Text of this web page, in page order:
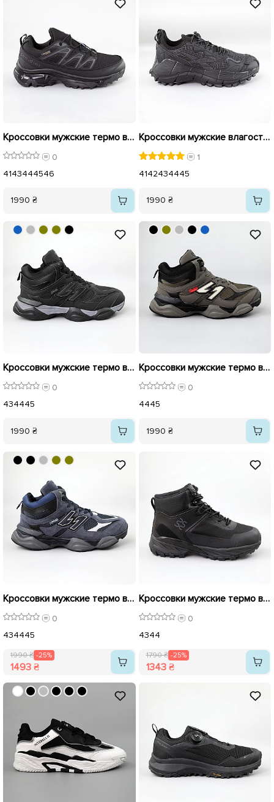
Кроссовки мужские термо влагостойкие 593081 Черные
0
4143444546
1990 ₴
Кроссовки мужские влагостойкие термо 593082 Черные
1
4142434445
1990 ₴
Кроссовки мужские термо влагостойкие 590421 Черные
0
434445
1990 ₴
Кроссовки мужские термо влагостойкие 590420 Оливковые
0
4445
1990 ₴
Кроссовки мужские термо влагостойкие 590418 Синие распродажа
0
434445
1990 ₴ -25%
1493 ₴
Кроссовки мужские термо влагостойкие 590210 Черные распродажа
0
4344
1790 ₴ -25%
1343 ₴